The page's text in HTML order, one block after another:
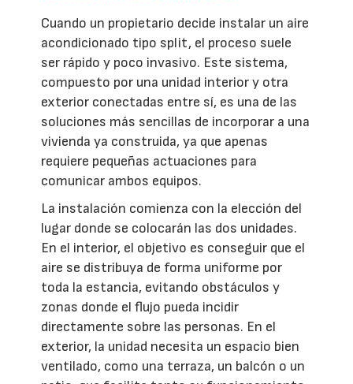
Cuando un propietario decide instalar un aire
acondicionado tipo split, el proceso suele
ser rápido y poco invasivo. Este sistema,
compuesto por una unidad interior y otra
exterior conectadas entre sí, es una de las
soluciones más sencillas de incorporar a una
vivienda ya construida, ya que apenas
requiere pequeñas actuaciones para
comunicar ambos equipos.
La instalación comienza con la elección del
lugar donde se colocarán las dos unidades.
En el interior, el objetivo es conseguir que el
aire se distribuya de forma uniforme por
toda la estancia, evitando obstáculos y
zonas donde el flujo pueda incidir
directamente sobre las personas. En el
exterior, la unidad necesita un espacio bien
ventilado, como una terraza, un balcón o un